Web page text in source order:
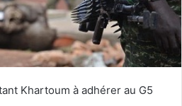
Khartoum à adhérer au G5